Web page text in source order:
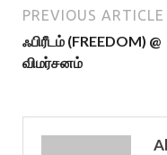
PREVIOUS ARTICLE
ஃபிரீடம் (FREEDOM) @
விமர்சனம்